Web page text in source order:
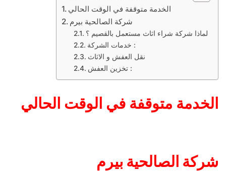
شركة الصالحية بيرم
لماذا شركة شراء اثاث مستعمل بالقصيم ؟
خدمات الشركة :
نقل العفش و الاثاث
تخزين العفش :
الخدمة متوقفة في الوقت الحالي
شركة الصالحية بيرم